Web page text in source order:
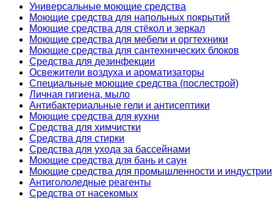
Универсальные моющие средства
Моющие средства для напольных покрытий
Моющие средства для стёкол и зеркал
Моющие средства для мебели и оргтехники
Моющие средства для сантехнических блоков
Средства для дезинфекции
Освежители воздуха и ароматизаторы
Специальные моющие средства (послестрой)
Личная гигиена, мыло
Антибактериальные гели и антисептики
Моющие средства для кухни
Средства для химчистки
Средства для стирки
Средства для ухода за бассейнами
Моющие средства для бань и саун
Моющие средства для промышленности и индустрии
Антигололедные реагенты
Средства от насекомых